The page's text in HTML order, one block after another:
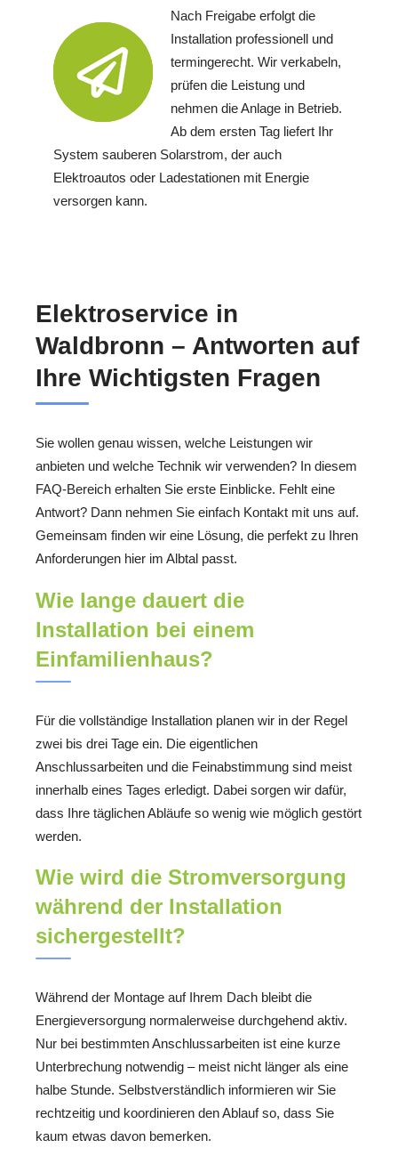
Nach Freigabe erfolgt die
Installation professionell und
termingerecht. Wir verkabeln,
prüfen die Leistung und
nehmen die Anlage in Betrieb.
Ab dem ersten Tag liefert Ihr
System sauberen Solarstrom, der auch
Elektroautos oder Ladestationen mit Energie
versorgen kann.
Elektroservice in
Waldbronn – Antworten auf
Ihre Wichtigsten Fragen
Sie wollen genau wissen, welche Leistungen wir
anbieten und welche Technik wir verwenden? In diesem
FAQ-Bereich erhalten Sie erste Einblicke. Fehlt eine
Antwort? Dann nehmen Sie einfach Kontakt mit uns auf.
Gemeinsam finden wir eine Lösung, die perfekt zu Ihren
Anforderungen hier im Albtal passt.
Wie lange dauert die
Installation bei einem
Einfamilienhaus?
Für die vollständige Installation planen wir in der Regel
zwei bis drei Tage ein. Die eigentlichen
Anschlussarbeiten und die Feinabstimmung sind meist
innerhalb eines Tages erledigt. Dabei sorgen wir dafür,
dass Ihre täglichen Abläufe so wenig wie möglich gestört
werden.
Wie wird die Stromversorgung
während der Installation
sichergestellt?
Während der Montage auf Ihrem Dach bleibt die
Energieversorgung normalerweise durchgehend aktiv.
Nur bei bestimmten Anschlussarbeiten ist eine kurze
Unterbrechung notwendig – meist nicht länger als eine
halbe Stunde. Selbstverständlich informieren wir Sie
rechtzeitig und koordinieren den Ablauf so, dass Sie
kaum etwas davon bemerken.